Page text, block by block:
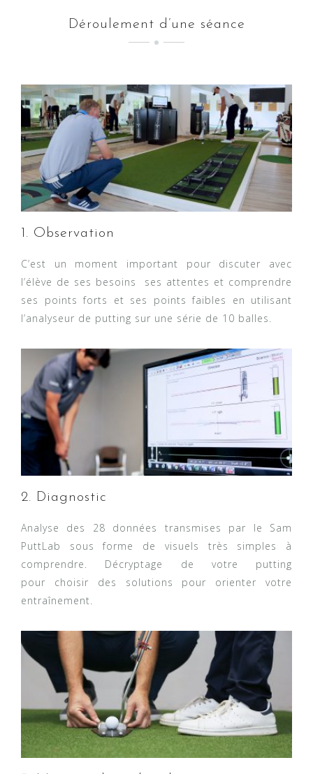
Déroulement d’une séance
1. Observation
C’est un moment important pour discuter avec
l’élève de ses besoins ses attentes et comprendre
ses points forts et ses points faibles en utilisant
l’analyseur de putting sur une série de 10 balles.
2. Diagnostic
Analyse des 28 données transmises par le Sam
PuttLab sous forme de visuels très simples à
comprendre. Décryptage de votre putting
pour choisir des solutions pour orienter votre
entraînement.